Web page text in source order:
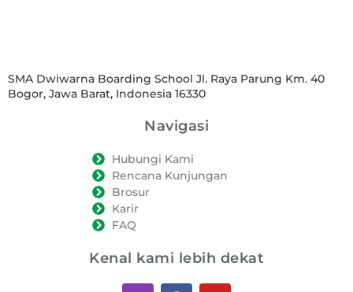
SMA Dwiwarna Boarding School Jl. Raya Parung Km. 40
Bogor, Jawa Barat, Indonesia 16330
Navigasi
Hubungi Kami
Rencana Kunjungan
Brosur
Karir
FAQ
Kenal kami lebih dekat